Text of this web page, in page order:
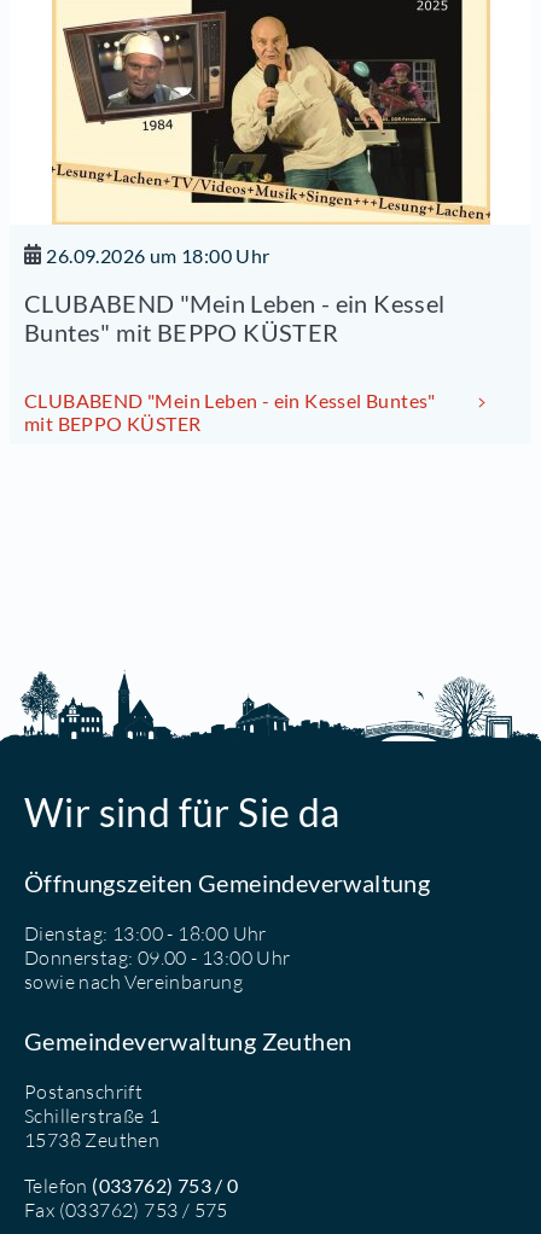
26.09.2026 um 18:00 Uhr
CLUBABEND "Mein Leben - ein Kessel
Buntes" mit BEPPO KÜSTER
CLUBABEND "Mein Leben - ein Kessel Buntes"
mit BEPPO KÜSTER
Wir sind für Sie da
Öffnungszeiten Gemeindeverwaltung
Dienstag: 13:00 - 18:00 Uhr
Donnerstag: 09.00 - 13:00 Uhr
sowie nach Vereinbarung
Gemeindeverwaltung Zeuthen
Postanschrift
Schillerstraße 1
15738 Zeuthen
Telefon (033762) 753 / 0
Fax (033762) 753 / 575